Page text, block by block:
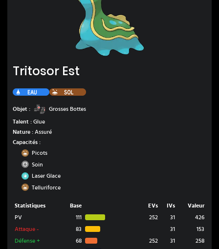
Tritosor Est
Eau Sol
Objet :
Grosses Bottes
Grosses Bottes
Talent : Glue
Nature : Assuré
Capacités :
SolPicots
Normal
Soin
GlaceLaser Glace
SolTelluriforce
Statistiques Base EVs IVs
Valeur
PV
111 252 31
426
Attaque - 83 31
153
Défense + 68 252 31
258